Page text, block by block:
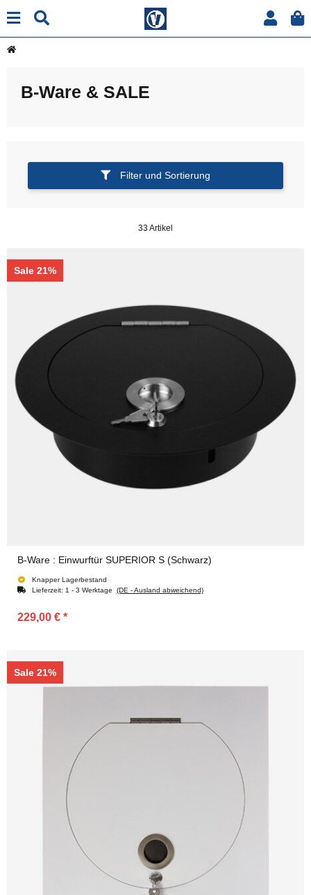
B-Ware & SALE
Filter und Sortierung
33 Artikel
Sale 21%
B-Ware : Einwurftür SUPERIOR S (Schwarz)
Knapper Lagerbestand
Lieferzeit: 1 - 3 Werktage (DE - Ausland abweichend)
229,00 € *
Sale 21%